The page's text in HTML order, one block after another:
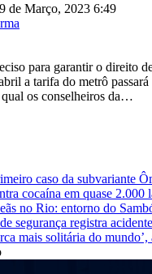
de Março, 2023 6:49
a tarifa do metrô
os conselheiros da…
caso da subvariante
cocaína em quase
no Rio: entorno do
segurança registra
mais solitária do mundo’,